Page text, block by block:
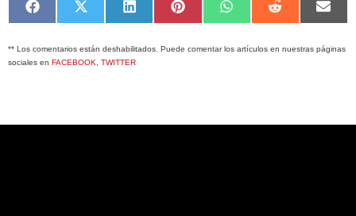
Compartir
en
Facebook
Compartir
en
X
(Twitter)
Compartir
en
LinkedIn
Compartir
en
Pinterest
Compartir
en
WhatsApp
Compartir
en
Reddit
en
** Los comentarios están deshabilitados. Puede comentar los artículos en nuestras páginas
sociales en FACEBOOK TWITTER